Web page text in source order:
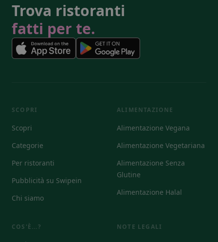
Trova ristoranti
fatti per te.
SCOPRI
Scopri
Categorie
Per ristoranti
Pubblicità su Swipein
Chi siamo
ALIMENTAZIONE
Alimentazione Vegana
Alimentazione Vegetariana
Alimentazione Senza
Glutine
Alimentazione Halal
COS'È...? NOTE LEGALI